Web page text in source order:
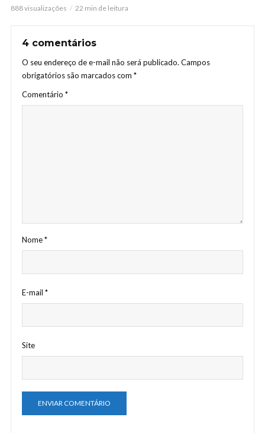
888 visualizações 22 min de leitura
4 comentários
O seu endereço de e-mail não será publicado. Campos
obrigatórios são marcados com *
Comentário *
Nome*
E-mail *
Site